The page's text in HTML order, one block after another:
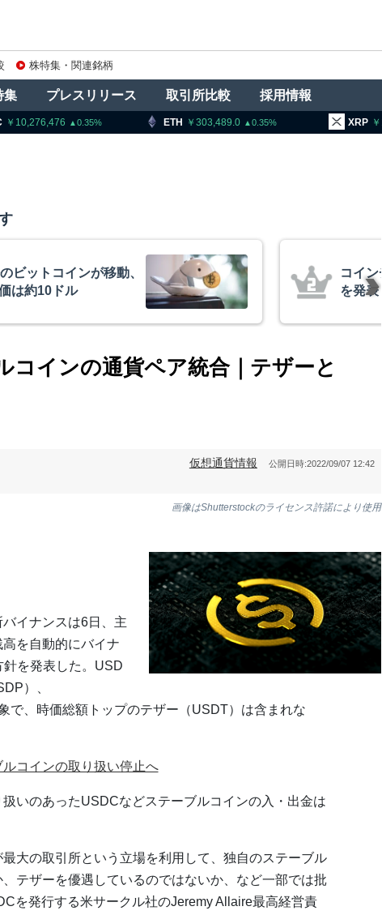
株特集・関連銘柄
集 プレスリリース 取引所比較 採用情報
ETH 303,489.0 0.35 XRP 1.63
ンチェック、1銘柄の上場廃止
表
コインの通貨ペア統合｜テザーと
仮想通貨情報 公開日時:2022/09/07 12:42
画像はShutterstockのライセンス許諾により使用
イナンスは6日、主
を自動的にバイナ
を発表した。USD
）、
で、時価総額トップのテザー（USDT）は含まれな
コインの取り扱い停止へ
扱いのあったUSDCなどステーブルコインの入・出金は
大の取引所という立場を利用して、独自のステーブル
テザーを優遇しているのではないか、など一部では批
を発行する米サークル社のJeremy Allaire最高経営責